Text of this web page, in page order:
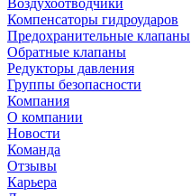
Воздухоотводчики
Компенсаторы гидроударов
Предохранительные клапаны
Обратные клапаны
Редукторы давления
Группы безопасности
Компания
О компании
Новости
Команда
Отзывы
Карьера